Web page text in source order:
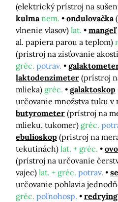
(elektrický prístroj na
kulma nem. ondulovačka
vlnenie vlasov) lat. mangeľ
al. papiera parou a teplom)
(prístroj na zisťovanie
gréc. potrav.
laktodenzimeter (prístroj
mlieka) gréc. galaktoskop
určovanie množstva tuku v
butyrometer (prístroj na
mlieku, tukomer) gréc.
ebulioskop (prístroj na
tekutinách) lat. + gréc.
(prístroj na určovanie
vajec) lat. + gréc. potrav.
určovanie pohlavia
gréc. poľnohosp. redrying